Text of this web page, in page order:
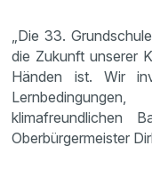
„Die 33.
die Zukunft unserer
Händen ist. Wir
klimafreundlichen
Oberbürgermeister